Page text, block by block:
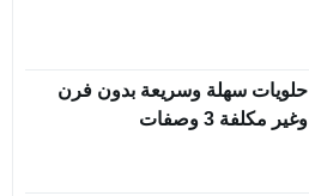
حلويات سهلة وسريعة بدون فرن
وغير مكلفة 3 وصفات